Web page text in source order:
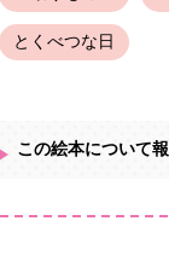
とくべつな日
この絵本について